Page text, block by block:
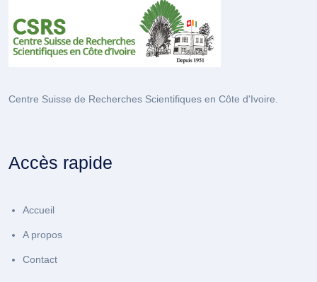
Centre Suisse de Recherches Scientifiques en Côte d'Ivoire.
Accès rapide
Accueil
A propos
Contact